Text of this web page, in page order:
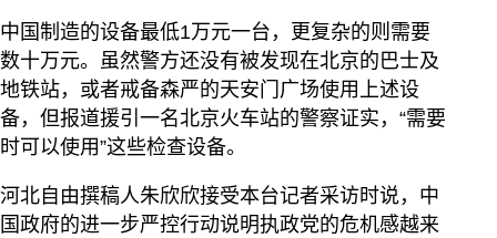
中国制造的设备最低1万元一台，更复杂的则需要
数十万元。虽然警方还没有被发现在北京的巴士及
地铁站，或者戒备森严的天安门广场使用上述设
备，但报道援引一名北京火车站的警察证实，“需要
时可以使用”这些检查设备。
河北自由撰稿人朱欣欣接受本台记者采访时说，中
国政府的进一步严控行动说明执政党的危机感越来